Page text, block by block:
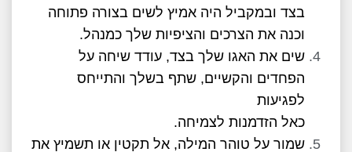
בצד ובמקביל היה אמיץ לשים בצורה פתוחה
וכנה את הצרכים והציפיות שלך כמנהל.
שים את האגו שלך בצד, עודד שיחה על
הפחדים והקשיים, שתף בשלך והתייחס
לפגיעות
כאל הזדמנות לצמיחה.
שמור על טוהר המילה, אל תקטין או תשמיץ את